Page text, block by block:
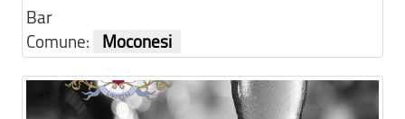
Bar
Comune:
Moconesi